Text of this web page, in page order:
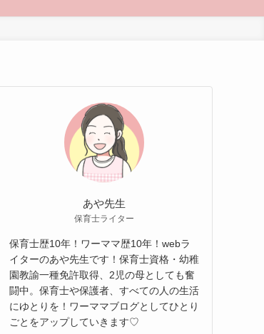
あや先生
保育士ライター
保育士歴10年！ワーママ歴10年！webラ
イターのあや先生です！保育士資格・幼稚
園教諭一種免許取得、2児の母としても奮
闘中。保育士や保護者、すべての人の生活
にゆとりを！ワーママブログとしてひとり
ごとをアップしていきます♡